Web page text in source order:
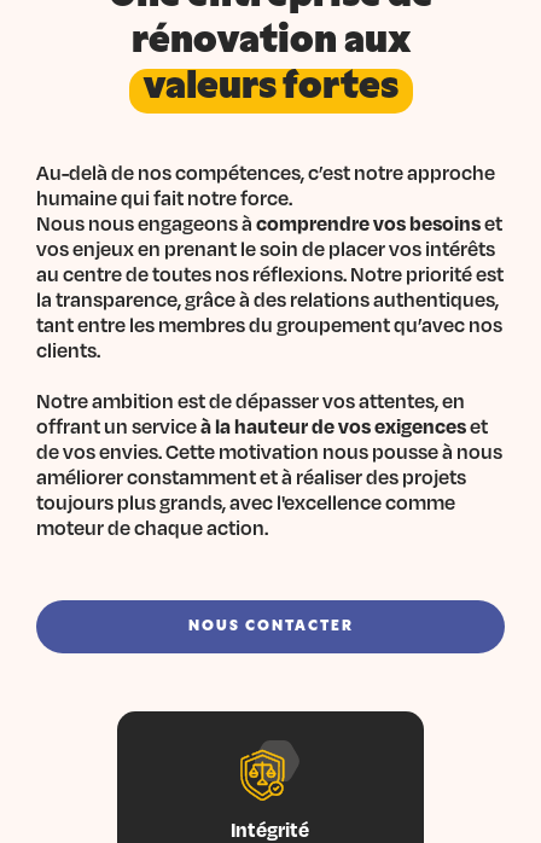
rénovation aux
valeurs fortes
Au-delà de nos compétences, c’est notre approche
humaine qui fait notre force.
Nous nous engageons àcomprendre vos besoinset
vos enjeux en prenant le soin de placer vos intérêts
au centre de toutes nos réflexions. Notre priorité est
la transparence, grâce à des relations authentiques,
tant entre les membres du groupement qu’avec nos
clients.
Notre ambition est de dépasser vos attentes, en
offrant un serviceà la hauteur de vos exigenceset
de vos envies. Cette motivation nous pousse à nous
améliorer constamment et à réaliser des projets
toujours plus grands, avec l'excellence comme
moteur de chaque action.
NOUS CONTACTER
Intégrité